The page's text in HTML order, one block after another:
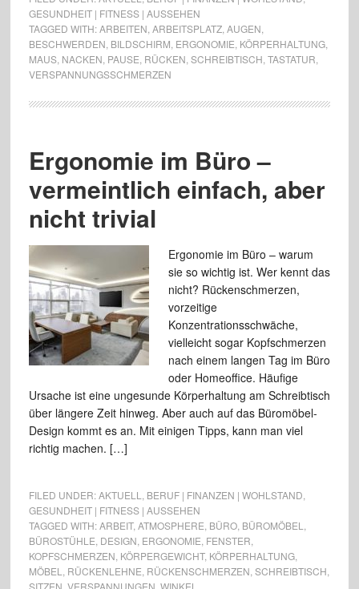
GESUNDHEIT | FITNESS | AUSSEHEN
TAGGED WITH:ARBEITEN ARBEITSPLATZ, AUGEN
BESCHWERDEN BILDSCHIRM ERGONOMIE KÖRPERHALTUNG,
MAUS, NACKEN PAUSE RÜCKEN SCHREIBTISCH TASTATUR
VERSPANNUNGSSCHMERZEN
Ergonomie im Büro –
vermeintlich einfach, aber
nicht trivial
Ergonomie im Büro – warum
sie so wichtig ist. Wer kennt das
nicht? Rückenschmerzen,
vorzeitige
Konzentrationsschwäche,
vielleicht sogar Kopfschmerzen
nach einem langen Tag im Büro
oder Homeoffice. Häufige
Ursache ist eine ungesunde Körperhaltung am Schreibtisch
über längere Zeit hinweg. Aber auch auf das Büromöbel-
Design kommt es an. Mit einigen Tipps, kann man viel
richtig machen. […]
FILED UNDER:AKTUELL BERUF | FINANZEN | WOHLSTAND
GESUNDHEIT | FITNESS | AUSSEHEN
TAGGED WITH:ARBEIT, ATMOSPHERE BÜRO, BÜROMÖBEL
BÜROSTÜHLE DESIGN ERGONOMIE FENSTER
KOPFSCHMERZEN KÖRPERGEWICHT, KÖRPERHALTUNG,
MÖBEL
RÜCKENLEHNE RÜCKENSCHMERZEN SCHREIBTISCH
SITZEN VERSPANNUNGEN WINKEL